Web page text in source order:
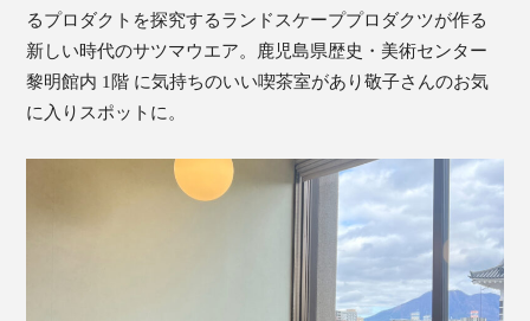
るプロダクトを探究するランドスケーププロダクツが作る
新しい時代のサツマウエア。鹿児島県歴史・美術センター
黎明館内 1階 に気持ちのいい喫茶室があり敬子さんのお気
に入りスポットに。